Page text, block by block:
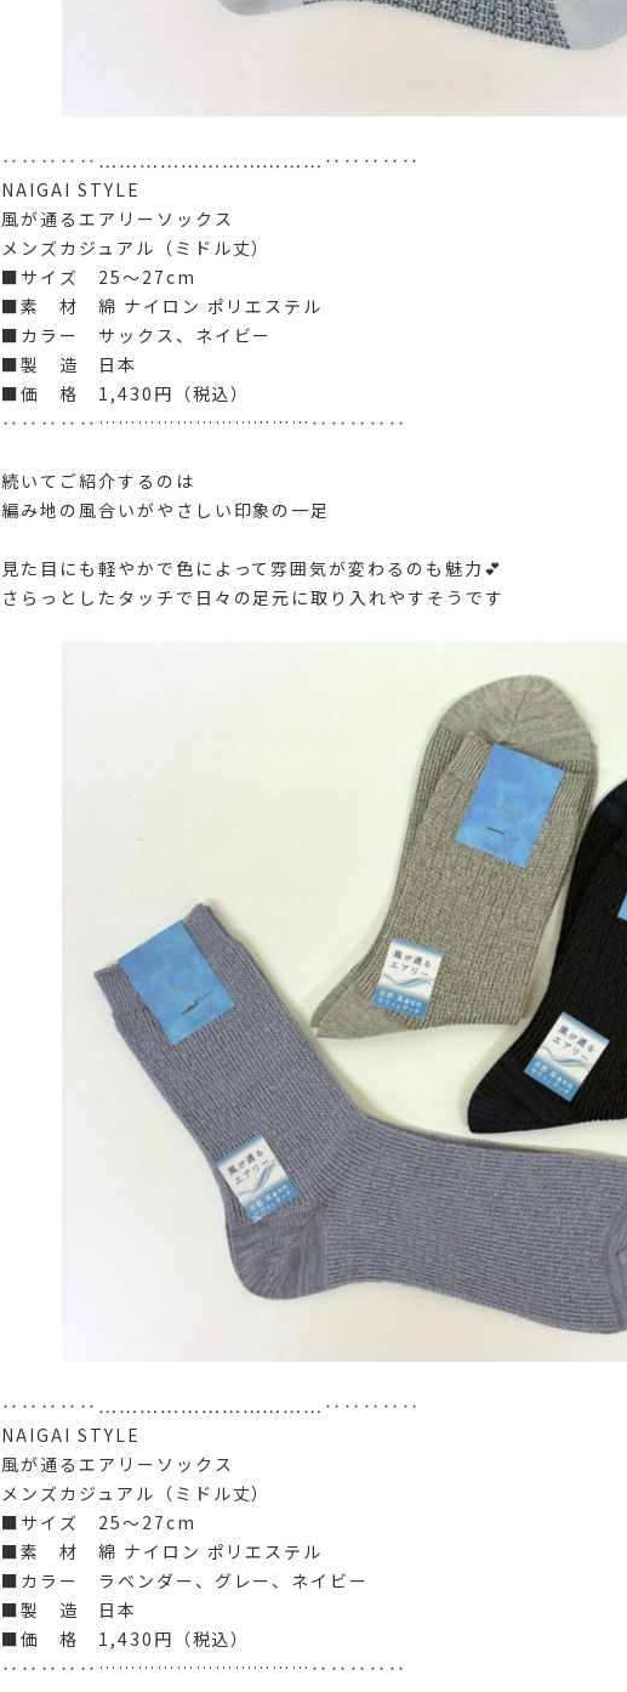
‥‥‥‥‥……………………………‥‥‥‥‥
NAIGAI STYLE
風が通るエアリーソックス
メンズカジュアル（ミドル丈）
■サイズ 25～27cm
■素 材 綿 ナイロン ポリエステル
■カラー サックス、ネイビー
■製 造 日本
■価 格 1,430円（税込）
‥‥‥‥‥……………………………‥‥‥‥‥
続いてご紹介するのは
編み地の風合いがやさしい印象の一足
見た目にも軽やかで色によって雰囲気が変わるのも魅力💕
さらっとしたタッチで日々の足元に取り入れやすそうです
‥‥‥‥‥……………………………‥‥‥‥‥
NAIGAI STYLE
風が通るエアリーソックス
メンズカジュアル（ミドル丈）
■サイズ 25～27cm
■素 材 綿 ナイロン ポリエステル
■カラー ラベンダー、グレー、ネイビー
■製 造 日本
■価 格 1,430円（税込）
‥‥‥‥‥……………………………‥‥‥‥‥